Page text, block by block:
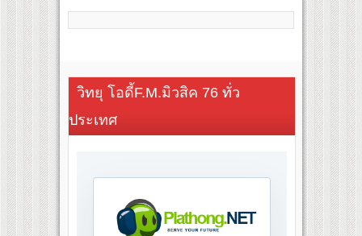
วิทยุ โอดี้F.M.มิวสิค 76 ทั่ว
ประเทศ